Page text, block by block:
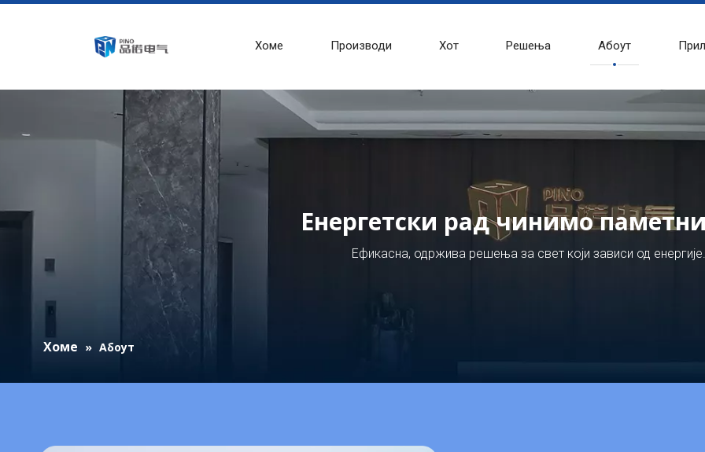
Хоме Производи Хот Решења Абоут
Енергетски рад чинимо
Ефикасна, одржива решења за свет који зависи од енергије.
Хоме » Абоут